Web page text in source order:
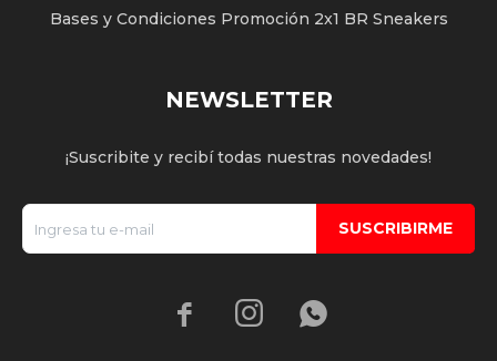
Bases y Condiciones Promoción 2x1 BR Sneakers
NEWSLETTER
¡Suscribite y recibí todas nuestras novedades!
SUSCRIBIRME
  